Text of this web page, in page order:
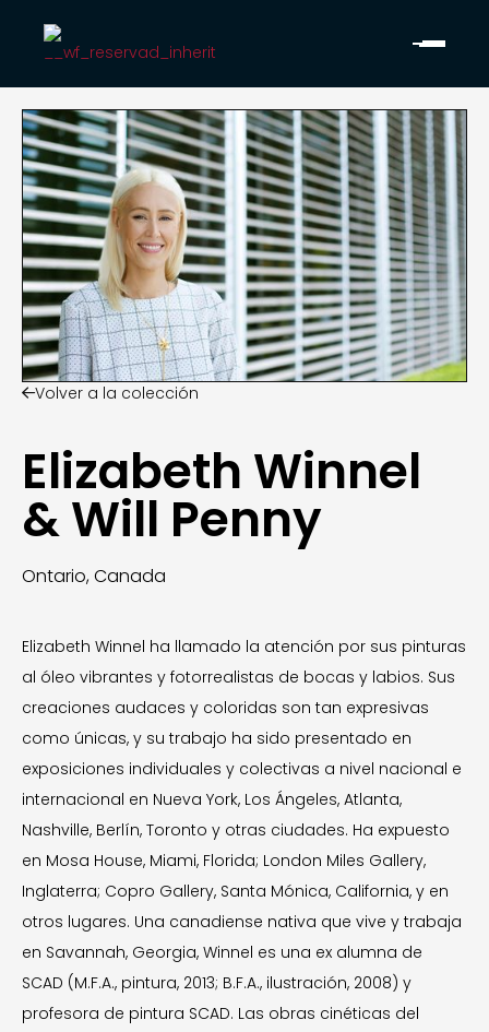
Volver a la colección
Elizabeth Winnel
& Will Penny
Ontario, Canada
Elizabeth Winnel ha llamado la atención por sus pinturas
al óleo vibrantes y fotorrealistas de bocas y labios. Sus
creaciones audaces y coloridas son tan expresivas
como únicas, y su trabajo ha sido presentado en
exposiciones individuales y colectivas a nivel nacional e
internacional en Nueva York, Los Ángeles, Atlanta,
Nashville, Berlín, Toronto y otras ciudades. Ha expuesto
en Mosa House, Miami, Florida; London Miles Gallery,
Inglaterra; Copro Gallery, Santa Mónica, California, y en
otros lugares. Una canadiense nativa que vive y trabaja
en Savannah, Georgia, Winnel es una ex alumna de
SCAD (M.F.A., pintura, 2013; B.F.A., ilustración, 2008) y
profesora de pintura SCAD. Las obras cinéticas del